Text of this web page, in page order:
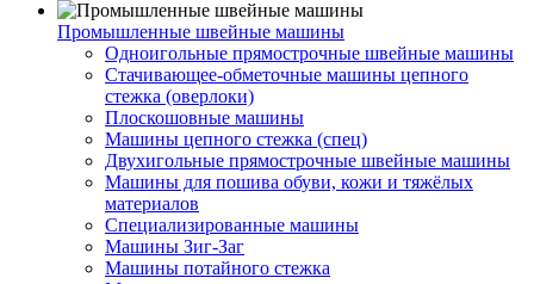
Промышленные швейные машины
Одноигольные прямострочные швейные машины
Стачивающее-обметочные машины цепного
стежка (оверлоки)
Плоскошовные машины
Машины цепного стежка (спец)
Двухигольные прямострочные швейные машины
Машины для пошива обуви, кожи и тяжёлых
материалов
Специализированные машины
Машины Зиг-Заг
Машины потайного стежка